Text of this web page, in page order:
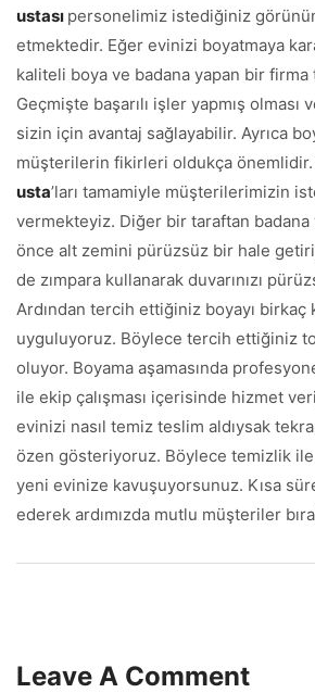
ustası personelimiz istediğiniz
etmektedir. Eğer evinizi boyatmaya
kaliteli boya ve badana yapan bir
Geçmişte başarılı işler yapmış
sizin için avantaj sağlayabilir. Ayrıca
müşterilerin fikirleri oldukça önemlidir.
usta’ları tamamiyle müşterilerimizin
vermekteyiz. Diğer bir taraftan badana
önce alt zemini pürüzsüz bir hale
de zımpara kullanarak duvarınızı
Ardından tercih ettiğiniz boyayı birkaç
uyguluyoruz. Böylece tercih ettiğiniz
oluyor. Boyama aşamasında
ile ekip çalışması içerisinde hizmet
evinizi nasıl temiz teslim aldıysak
özen gösteriyoruz. Böylece temizlik
yeni evinize kavuşuyorsunuz. Kısa
ederek ardımızda mutlu müşteriler
Leave A Comment